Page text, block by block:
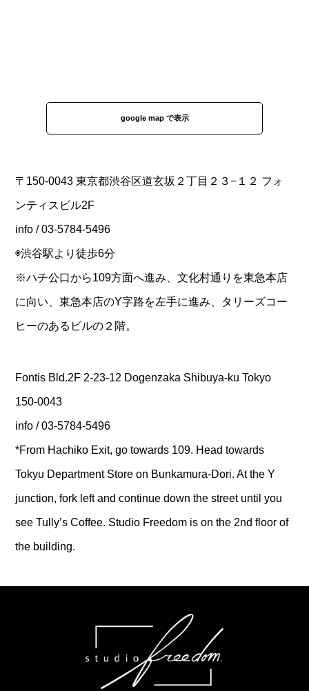
google map で表示
〒150-0043 東京都渋谷区道玄坂２丁目２３−１２ フォ
ンティスビル2F
info / 03-5784-5496
◉渋谷駅より徒歩6分
※ハチ公口から109方面へ進み、文化村通りを東急本店
に向い、東急本店のY字路を左手に進み、タリーズコー
ヒーのあるビルの２階。
Fontis Bld.2F 2-23-12 Dogenzaka Shibuya-ku Tokyo
150-0043
info / 03-5784-5496
*From Hachiko Exit, go towards 109. Head towards
Tokyu Department Store on Bunkamura-Dori. At the Y
junction, fork left and continue down the street until you
see Tully’s Coffee. Studio Freedom is on the 2nd floor of
the building.